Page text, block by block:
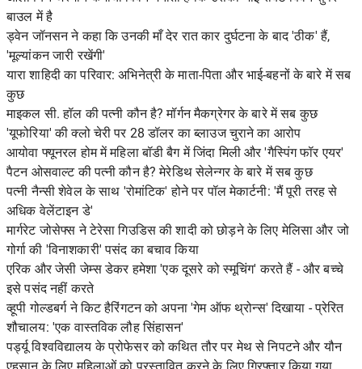
बाउल में है
ड्वेन जॉनसन ने कहा कि उनकी माँ देर रात कार दुर्घटना के बाद 'ठीक' हैं,
'मूल्यांकन जारी रखेंगी'
यारा शाहिदी का परिवार: अभिनेत्री के माता-पिता और भाई-बहनों के बारे में सब
कुछ
माइकल सी. हॉल की पत्नी कौन है? मॉर्गन मैकग्रेगर के बारे में सब कुछ
'यूफोरिया' की क्लो चेरी पर 28 डॉलर का ब्लाउज चुराने का आरोप
आयोवा फ्यूनरल होम में महिला बॉडी बैग में जिंदा मिली और 'गैस्पिंग फॉर एयर'
पैटन ओसवाल्ट की पत्नी कौन है? मेरेडिथ सेलेन्गर के बारे में सब कुछ
पत्नी नैन्सी शेवेल के साथ 'रोमांटिक' होने पर पॉल मेकार्टनी: 'मैं पूरी तरह से
अधिक वेलेंटाइन डे'
मार्गरेट जोसेफ्स ने टेरेसा गिउडिस की शादी को छोड़ने के लिए मेलिसा और जो
गोर्गा की 'विनाशकारी' पसंद का बचाव किया
एरिक और जेसी जेम्स डेकर हमेशा 'एक दूसरे को स्मूचिंग' करते हैं - और बच्चे
इसे पसंद नहीं करते
व्हूपी गोल्डबर्ग ने किट हैरिंगटन को अपना 'गेम ऑफ थ्रोन्स' दिखाया - प्रेरित
शौचालय: 'एक वास्तविक लौह सिंहासन'
पर्ड्यू विश्वविद्यालय के प्रोफेसर को कथित तौर पर मेथ से निपटने और यौन